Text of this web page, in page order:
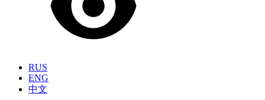
RUS
ENG
中文